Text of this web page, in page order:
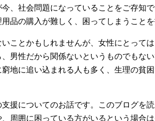
、社会問題になっていることをご存知で
品の購入が難しく、困ってしまうことを
ことかもしれませんが、女性にとって
男性だから関係ないというものでもな
地に追い込まれる人も多く、生理の貧
援についてのお話です。このブログを
周囲に困っている方がいるという場合